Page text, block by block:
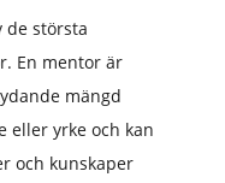
de största
En mentor är
mängd
eller yrke och kan
och kunskaper